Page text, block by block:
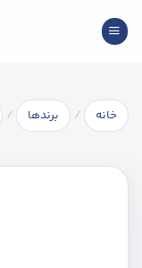
content
خانه / برندها /